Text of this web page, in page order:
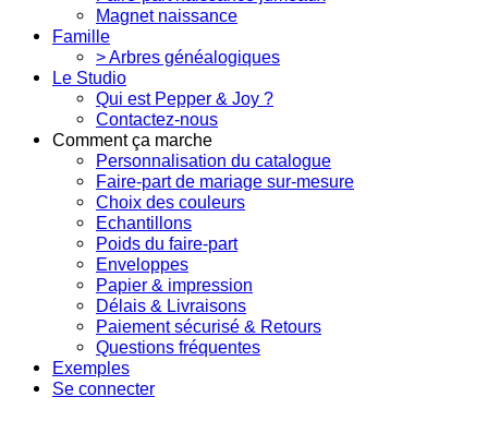
Magnet naissance
Famille
> Arbres généalogiques
Le Studio
Qui est Pepper & Joy ?
Contactez-nous
Comment ça marche
Personnalisation du catalogue
Faire-part de mariage sur-mesure
Choix des couleurs
Echantillons
Poids du faire-part
Enveloppes
Papier & impression
Délais & Livraisons
Paiement sécurisé & Retours
Questions fréquentes
Exemples
Se connecter